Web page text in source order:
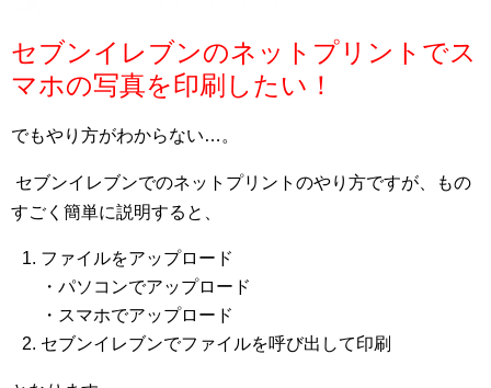
セブンイレブンのネットプリントでス
マホの写真を印刷したい！
でもやり方がわからない…。
セブンイレブンでのネットプリントのやり方ですが、もの
すごく簡単に説明すると、
ファイルをアップロード
・パソコンでアップロード
・スマホでアップロード
セブンイレブンでファイルを呼び出して印刷